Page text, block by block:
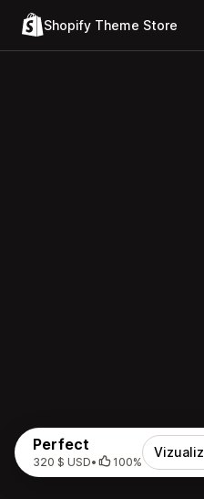
Shopify Theme Store
Perfect
320 $ USD• 100%